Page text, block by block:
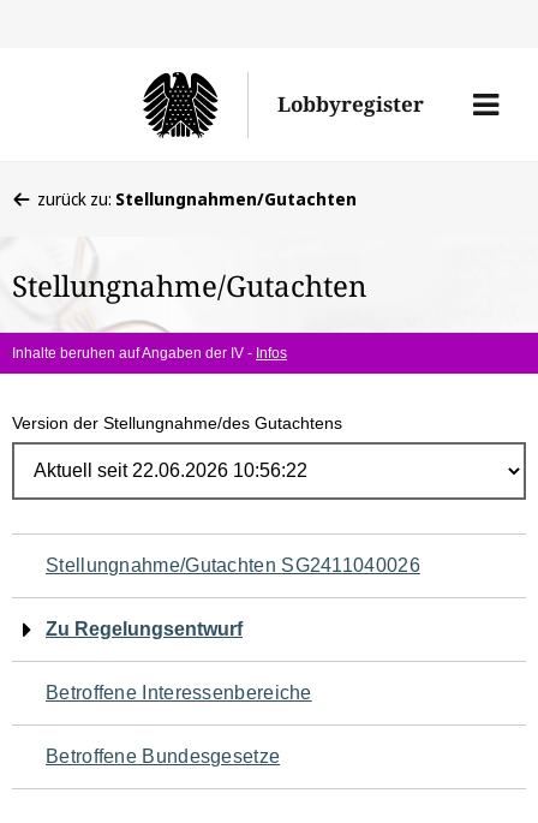
Lobbyregister
Menü
befinden
hier:
zurück zu: Stellungnahmen/Gutachten
Stellungnahme/Gutachten
Inhalte beruhen auf Angaben der IV - Infos
Version der Stellungnahme/des Gutachtens
Navigation
für
den
Seiteninhalt
Stellungnahme/Gutachten SG2411040026
Zu Regelungsentwurf
Betroffene Interessenbereiche
Betroffene Bundesgesetze